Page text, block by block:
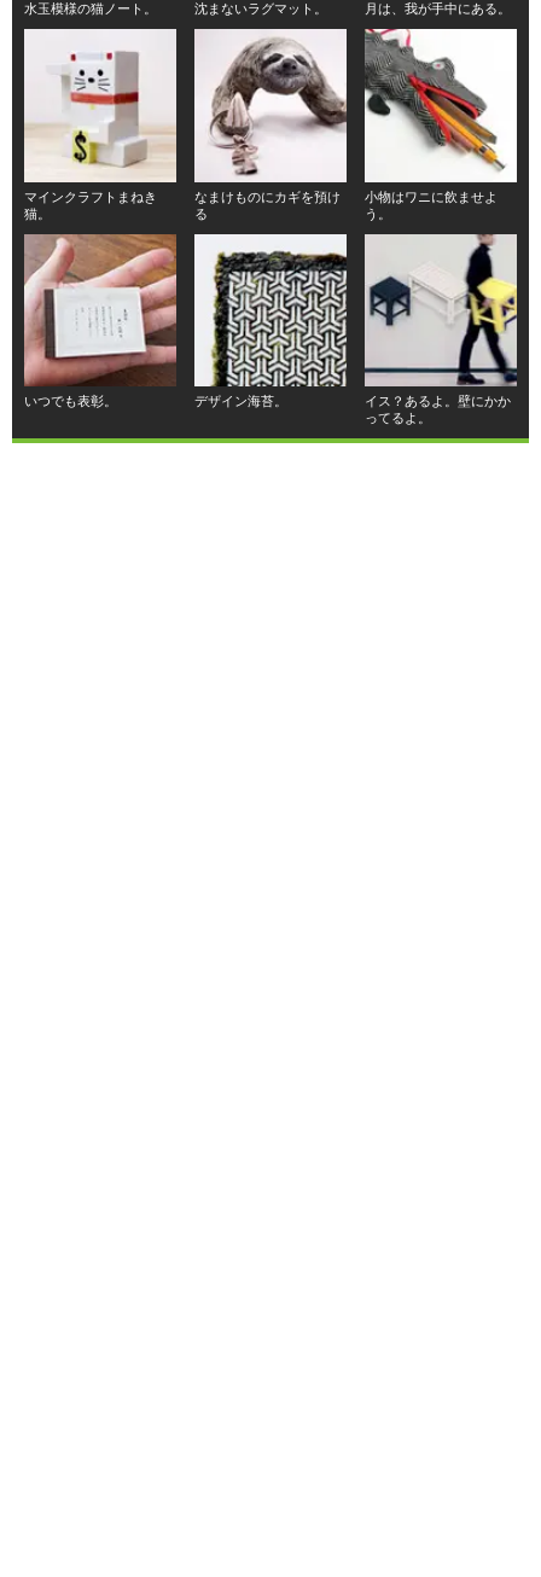
水玉模様の猫ノート。 沈まないラグマット。 月は、我が手中にある。
マインクラフトまねき
猫。
なまけものにカギを預け
る
小物はワニに飲ませよ
う。
いつでも表彰。 デザイン海苔。
イス？あるよ。壁にかか
ってるよ。